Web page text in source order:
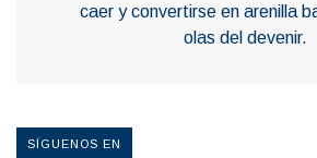
caer y convertirse en arenilla
olas del devenir.
SÍGUENOS EN